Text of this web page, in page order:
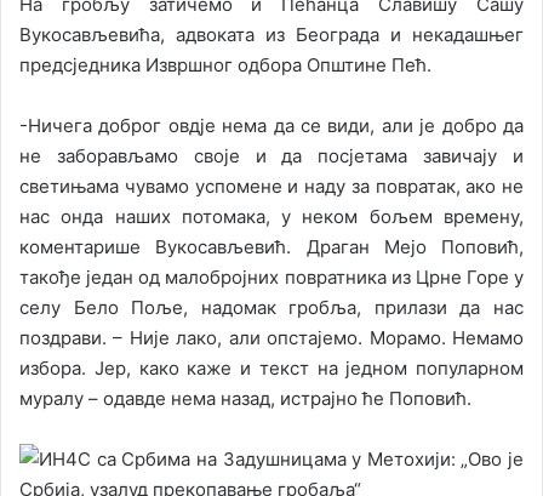
Вукосављевића, адвоката из Београда и некадашњег
предсједника Извршног одбора Општине Пећ.
-Ничега доброг овдје нема да се види, али је добро да
не заборављамо своје и да посјетама завичају и
светињама чувамо успомене и наду за повратак, ако не
нас онда наших потомака, у неком бољем времену,
коментарише Вукосављевић. Драган Мејо Поповић,
такође један од малобројних повратника из Црне Горе у
селу Бело Поље, надомак гробља, прилази да нас
поздрави. – Није лако, али опстајемо. Морамо. Немамо
избора. Јер, како каже и текст на једном популарном
муралу – одавде нема назад, истрајно ће Поповић.